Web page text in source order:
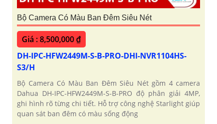
Bộ Camera Có Màu Ban Đêm Siêu Nét
Giá : 8,500,000 ₫
DH-IPC-HFW2449M-S-B-PRO-DHI-NVR1104HS-
S3/H
Bộ Camera Có Màu Ban Đêm Siêu Nét gồm 4 camera
Dahua DH-IPC-HFW2449M-S-B-PRO độ phân giải 4MP,
ghi hình rõ từng chi tiết. Hỗ trợ công nghệ Starlight giúp
quan sát ban đêm có màu sống động